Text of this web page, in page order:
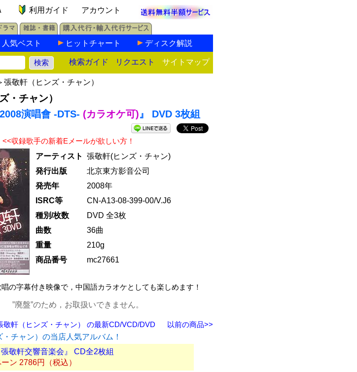
利用ガイド アカウント
人気ベスト ヒットチャート ディスク解説
検索ガイド リクエスト サイトマップ
張敬軒（ヒンズ・チャン）
・チャン）
演唱會 -DTS- (カラオケ可)』 DVD 3枚組
<<収録歌手の新着Eメールが欲しい方！
アーティスト
張敬軒(ヒンズ・チャン)
発行出版
北京東方影音公司
発売年
2008年
ISRC等
CN-A13-08-399-00/V.J6
種別/枚数
DVD 全3枚
曲数
36曲
重量
210g
商品番号
mc27661
の字幕付き映像で，中国語カラオケとしても楽しめます！
”廃盤”のため，お取扱いできません。
以前の商品>>
敬軒（ヒンズ・チャン） の最新CD/VCD/DVD
チャン）の当店人気アルバム！
張敬軒交響音楽会』 CD全2枚組
ン 2786円（税込）